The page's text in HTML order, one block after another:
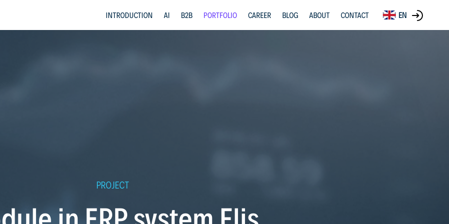
INTRODUCTION AI B2B PORTFOLIO CAREER BLOG ABOUT CONTACT EN
PROJECT
in ERP system Elis